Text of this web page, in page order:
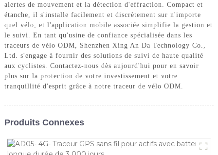
alertes de mouvement et la détection d'effraction. Compact et
étanche, il s'installe facilement et discrètement sur n'importe
quel vélo, et l'application mobile associée simplifie la gestion et
le suivi. En tant qu'usine de confiance spécialisée dans les
traceurs de vélo ODM, Shenzhen Xing An Da Technology Co.,
Ltd. s'engage à fournir des solutions de suivi de haute qualité
aux cyclistes. Contactez-nous dès aujourd'hui pour en savoir
plus sur la protection de votre investissement et votre
tranquillité d'esprit grâce à notre traceur de vélo ODM.
Produits Connexes